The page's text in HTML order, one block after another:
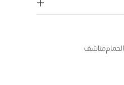
الحماممناشف